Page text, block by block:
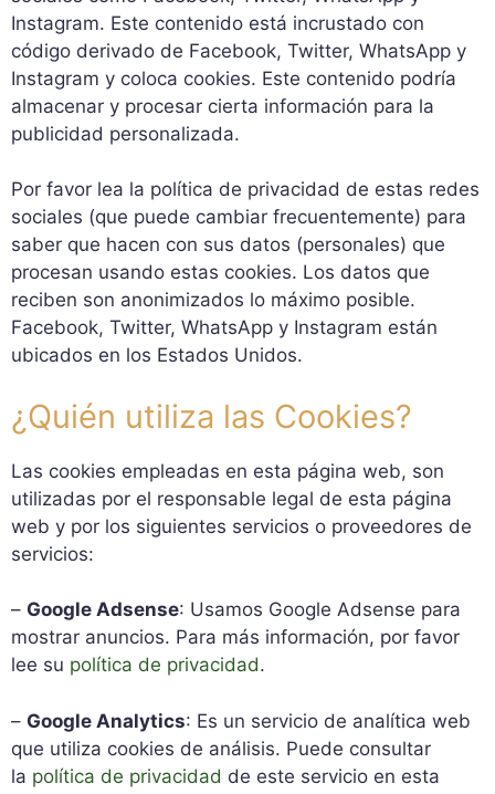
Instagram. Este contenido está incrustado con
código derivado de Facebook, Twitter, WhatsApp y
Instagram y coloca cookies. Este contenido podría
almacenar y procesar cierta información para la
publicidad personalizada.
Por favor lea la política de privacidad de estas redes
sociales (que puede cambiar frecuentemente) para
saber que hacen con sus datos (personales) que
procesan usando estas cookies. Los datos que
reciben son anonimizados lo máximo posible.
Facebook, Twitter, WhatsApp y Instagram están
ubicados en los Estados Unidos.
¿Quién utiliza las Cookies?
Las cookies empleadas en esta página web, son
utilizadas por el responsable legal de esta página
web y por los siguientes servicios o proveedores de
servicios:
– Google Adsense: Usamos Google Adsense para
mostrar anuncios. Para más información, por favor
lee su política de privacidad.
– Google Analytics: Es un servicio de analítica web
que utiliza cookies de análisis. Puede consultar
la política de privacidad de este servicio en esta